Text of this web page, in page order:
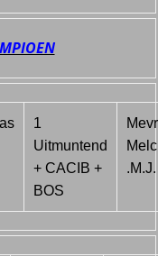
1
Uitmuntend
+ CACIB +
BOS